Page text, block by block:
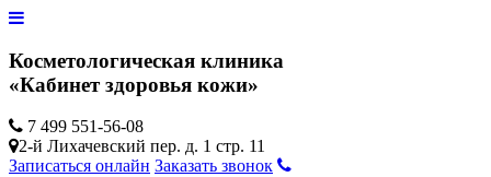
Косметологическая клиника
«Кабинет здоровья кожи»
7 499 551-56-08
2-й Лихачевский пер. д. 1 стр. 11
Записаться онлайн Заказать звонок